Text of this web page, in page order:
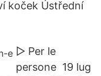
koček Ústřední
▷ Per le
persone 19 lug